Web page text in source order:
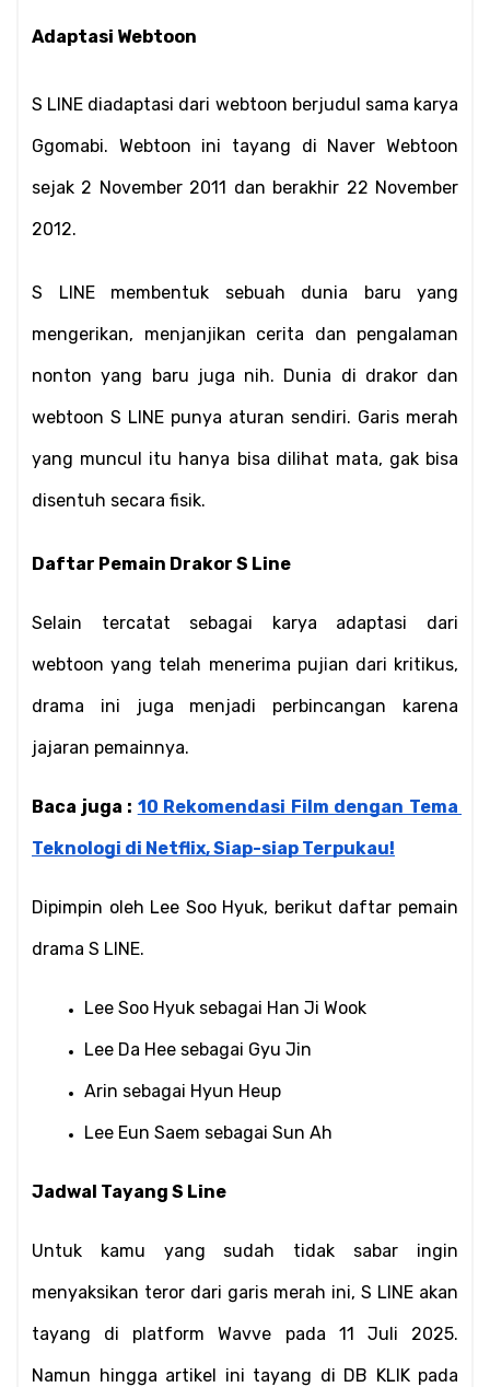
Adaptasi Webtoon
S LINE diadaptasi dari webtoon berjudul sama karya
Ggomabi. Webtoon ini tayang di Naver Webtoon
sejak 2 November 2011 dan berakhir 22 November
2012.
S LINE membentuk sebuah dunia baru yang
mengerikan, menjanjikan cerita dan pengalaman
nonton yang baru juga nih. Dunia di drakor dan
webtoon S LINE punya aturan sendiri. Garis merah
yang muncul itu hanya bisa dilihat mata, gak bisa
disentuh secara fisik.
Daftar Pemain Drakor S Line
Selain tercatat sebagai karya adaptasi dari
webtoon yang telah menerima pujian dari kritikus,
drama ini juga menjadi perbincangan karena
jajaran pemainnya.
Baca juga : 10 Rekomendasi Film dengan Tema
Teknologi di Netflix, Siap-siap Terpukau!
Dipimpin oleh Lee Soo Hyuk, berikut daftar pemain
drama S LINE.
Lee Soo Hyuk sebagai Han Ji Wook
Lee Da Hee sebagai Gyu Jin
Arin sebagai Hyun Heup
Lee Eun Saem sebagai Sun Ah
Jadwal Tayang S Line
Untuk kamu yang sudah tidak sabar ingin
menyaksikan teror dari garis merah ini, S LINE akan
tayang di platform Wavve pada 11 Juli 2025.
Namun hingga artikel ini tayang di DB KLIK pada